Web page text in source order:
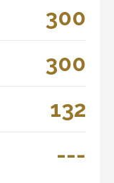
300
300
132
---